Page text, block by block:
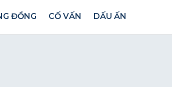
ĐỒNG CỐ VẤN DẤU ẤN